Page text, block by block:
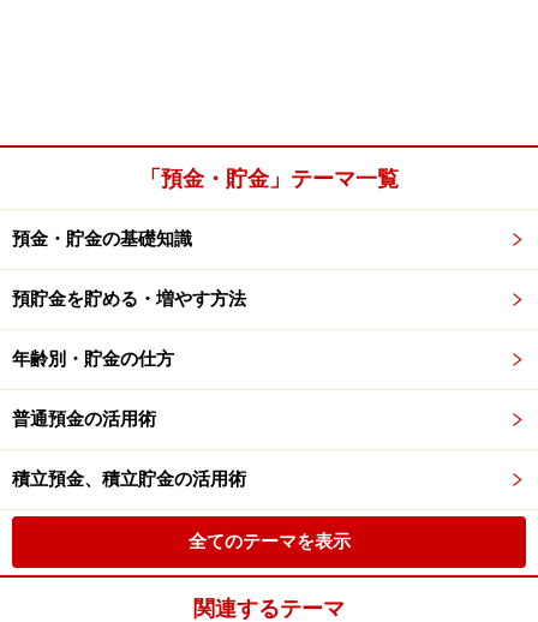
「預金・貯金」テーマ一覧
預金・貯金の基礎知識
預貯金を貯める・増やす方法
年齢別・貯金の仕方
普通預金の活用術
積立預金、積立貯金の活用術
全てのテーマを表示
関連するテーマ